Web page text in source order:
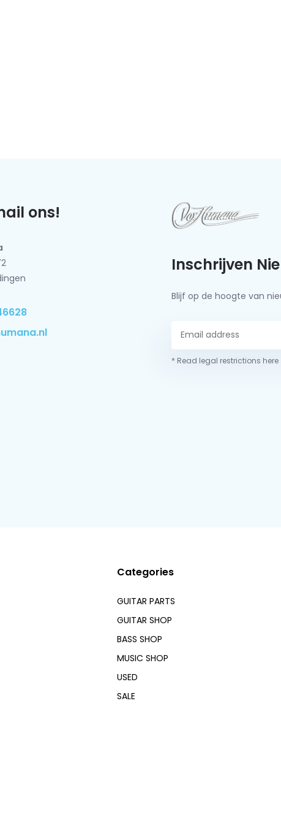
ons!
Inschrijven
Blijf op de hoogte van
* Read legal restrictions here
Categories
GUITAR PARTS
GUITAR SHOP
BASS SHOP
MUSIC SHOP
USED
SALE